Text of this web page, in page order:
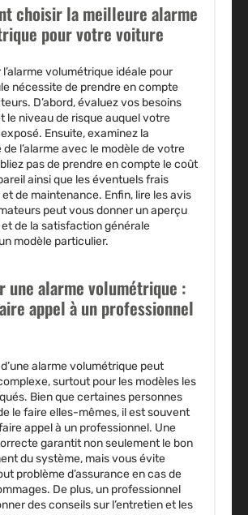
choisir la meilleure alarme
pour votre voiture
volumétrique idéale pour
nécessite de prendre en compte
D’abord, évaluez vos besoins
le niveau de risque auquel votre
Ensuite, examinez la
l’alarme avec le modèle de votre
pas de prendre en compte le coût
ainsi que les éventuels frais
et de maintenance. Enfin, lire les avis
peut vous donner un aperçu
de la satisfaction générale
modèle particulier.
une alarme volumétrique :
appel à un professionnel
d’une alarme volumétrique peut
surtout pour les modèles les
Bien que certaines personnes
le faire elles-mêmes, il est souvent
appel à un professionnel. Une
garantit non seulement le bon
du système, mais vous évite
problème d’assurance en cas de
De plus, un professionnel
des conseils sur l’entretien et les